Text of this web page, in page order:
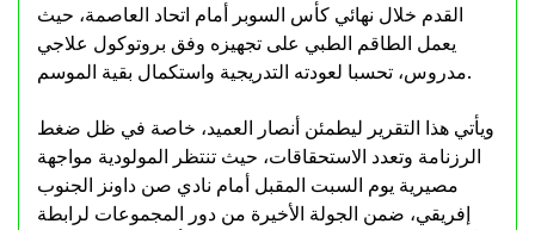
القدم خلال نهائي كأس السوبر أمام اتحاد العاصمة، حيث
يعمل الطاقم الطبي على تجهيزه وفق بروتوكول علاجي
مدروس، تحسبا لعودته التدريجية واستكمال بقية الموسم.
ويأتي هذا التقرير ليطمئن أنصار العميد، خاصة في ظل ضغط
الرزنامة وتعدد الاستحقاقات، حيث تنتظر المولودية مواجهة
مصيرية يوم السبت المقبل أمام نادي صن داونز الجنوب
إفريقي، ضمن الجولة الأخيرة من دور المجموعات لرابطة